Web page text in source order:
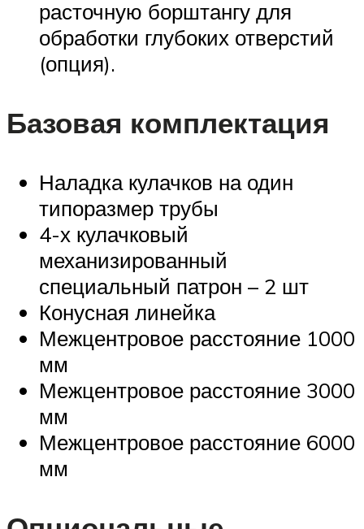
расточную борштангу для
обработки глубоких отверстий
(опция).
Базовая комплектация
Наладка кулачков на один
типоразмер трубы
4-х кулачковый
механизированный
специальный патрон – 2 шт
Конусная линейка
Межцентровое расстояние 1000
мм
Межцентровое расстояние 3000
мм
Межцентровое расстояние 6000
мм